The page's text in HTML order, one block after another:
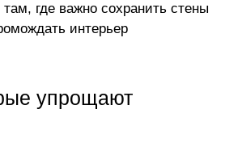
где важно сохранить стены
интерьер
упрощают